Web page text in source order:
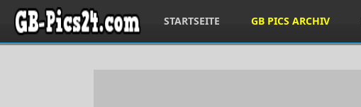
STARTSEITE GB PICS ARCHIV